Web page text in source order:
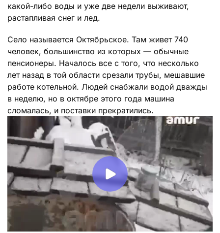
какой-либо воды и уже две недели выживают,
растапливая снег и лед.
Село называется Октябрьское. Там живет 740
человек, большинство из которых — обычные
пенсионеры. Началось все с того, что несколько
лет назад в той области срезали трубы, мешавшие
работе котельной. Людей снабжали водой дважды
в неделю, но в октябре этого года машина
сломалась, и поставки прекратились.